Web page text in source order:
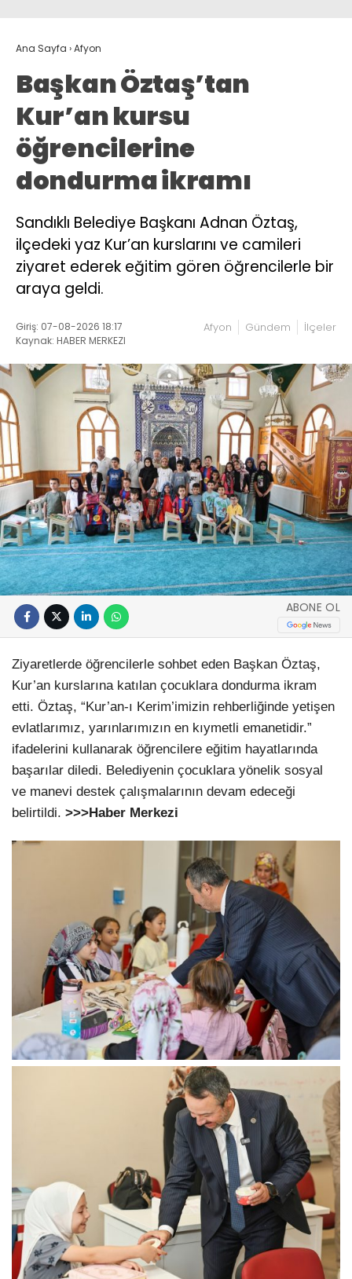
Ana Sayfa ›Afyon
Başkan Öztaş’tan
Kur’an kursu
öğrencilerine
dondurma ikramı
Sandıklı Belediye Başkanı Adnan Öztaş,
ilçedeki yaz Kur’an kurslarını ve camileri
ziyaret ederek eğitim gören öğrencilerle bir
araya geldi.
Giriş: 07-08-2026 18:17
Kaynak: HABER MERKEZI
Afyon Gündem İlçeler
ABONE OL
Ziyaretlerde öğrencilerle sohbet eden Başkan Öztaş,
Kur’an kurslarına katılan çocuklara dondurma ikram
etti. Öztaş, “Kur’an-ı Kerim’imizin rehberliğinde yetişen
evlatlarımız, yarınlarımızın en kıymetli emanetidir.”
ifadelerini kullanarak öğrencilere eğitim hayatlarında
başarılar diledi. Belediyenin çocuklara yönelik sosyal
ve manevi destek çalışmalarının devam edeceği
belirtildi. >>>Haber Merkezi